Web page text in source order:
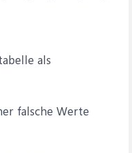
als
falsche Werte